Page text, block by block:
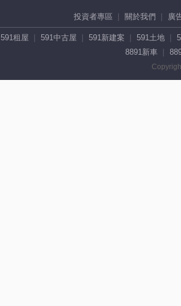
投資者專區 關於我們 廣
591租屋 591中古屋 591新建案 591土地
8891新車